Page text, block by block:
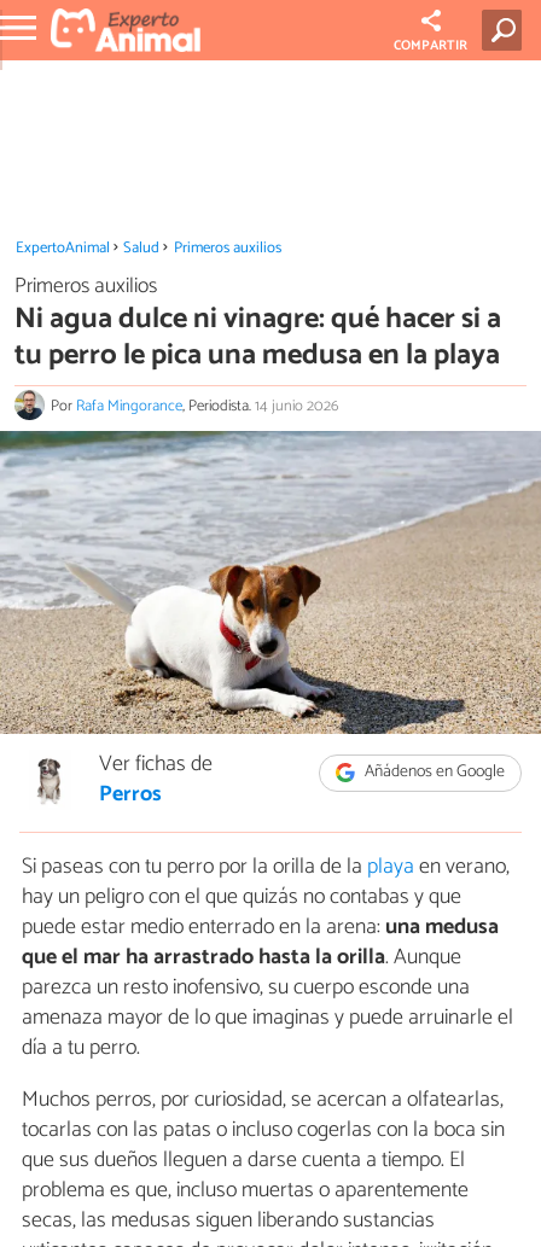
COMPARTIR
ExpertoAnimal Salud Primeros auxilios
Primeros auxilios
Ni agua dulce ni vinagre: qué hacer si a
tu perro le pica una medusa en la playa
PorRafa Mingorance, Periodista.14 junio 2026
Añádenos en Google
Ver fichas de
Perros
Si paseas con tu perro por la orilla de la playaen verano,
hay un peligro con el que quizás no contabas y que
puede estar medio enterrado en la arena:una medusa
que el mar ha arrastrado hasta la orilla. Aunque
parezca un resto inofensivo, su cuerpo esconde una
amenaza mayor de lo que imaginas y puede arruinarle el
día a tu perro.
Muchos perros, por curiosidad, se acercan a olfatearlas,
tocarlas con las patas o incluso cogerlas con la boca sin
que sus dueños lleguen a darse cuenta a tiempo. El
problema es que, incluso muertas o aparentemente
secas, las medusas siguen liberando sustancias